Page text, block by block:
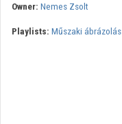
Owner: Nemes Zsolt
Playlists: Műszaki ábrázolás